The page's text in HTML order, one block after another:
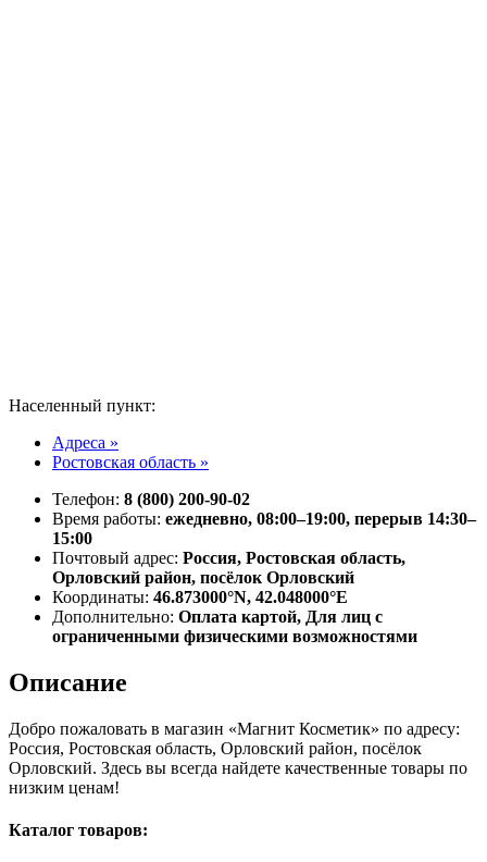
Населенный пункт:
Адреса »
Ростовская область »
Телефон: 8 (800) 200-90-02
Время работы: ежедневно, 08:00–19:00, перерыв 14:30–
15:00
Почтовый адрес: Россия, Ростовская область,
Орловский район, посёлок Орловский
Координаты: 46.873000°N, 42.048000°E
Дополнительно: Оплата картой, Для лиц с
ограниченными физическими возможностями
Описание
Добро пожаловать в магазин «Магнит Косметик» по адресу:
Россия, Ростовская область, Орловский район, посёлок
Орловский. Здесь вы всегда найдете качественные товары по
низким ценам!
Каталог товаров: